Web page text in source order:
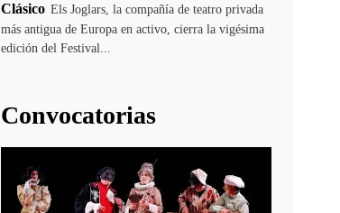
Clásico Els Joglars, la compañía de teatro privada
más antigua de Europa en activo, cierra la vigésima
edición del Festival...
Convocatorias